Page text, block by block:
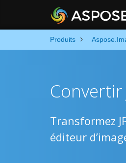
Produits
Convertir
Transformez
éditeur